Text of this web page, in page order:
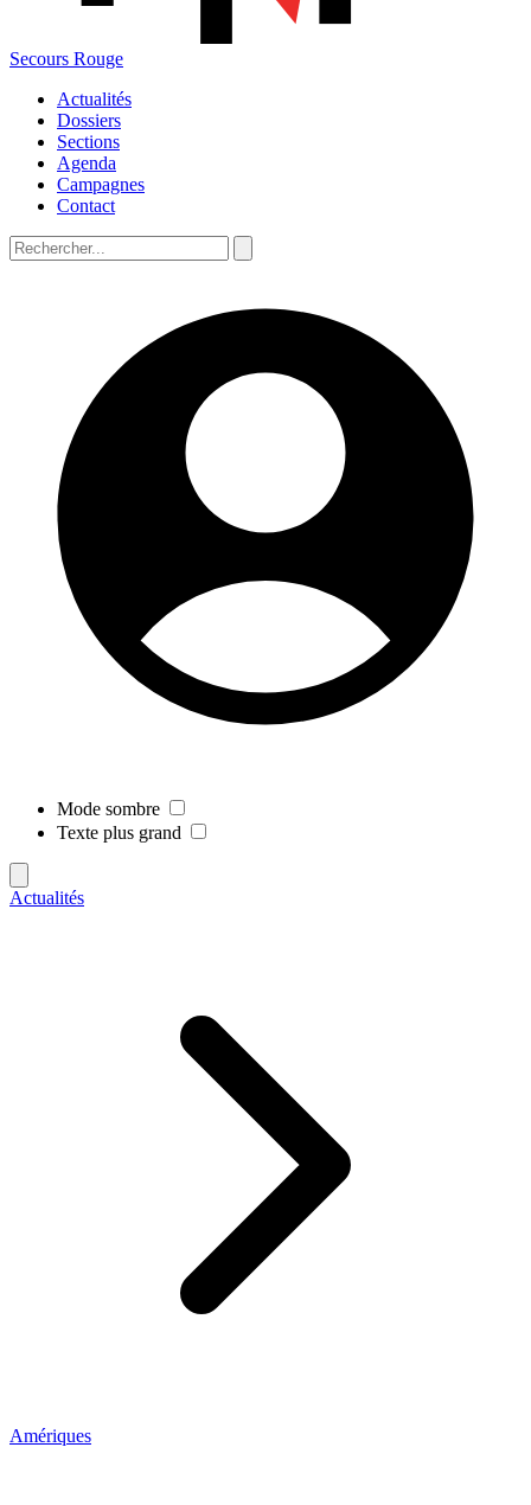
Secours Rouge
Actualités
Dossiers
Sections
Agenda
Campagnes
Contact
Mode sombre
Texte plus grand
Actualités
Amériques